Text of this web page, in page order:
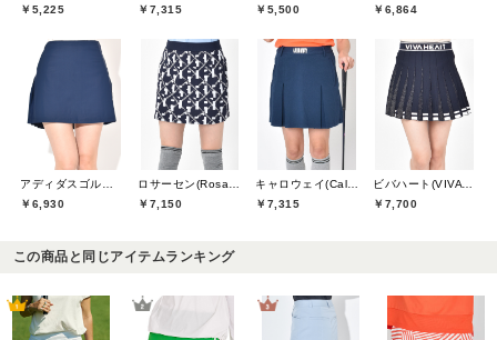
￥5,225
￥7,315
￥5,500
￥6,864
￥6,930
￥7,150
￥7,315
￥7,700
この商品と同じアイテムランキング